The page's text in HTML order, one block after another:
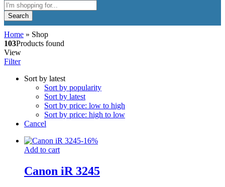
Search
Home » Shop
103Products found
View
Filter
Sort by latest
Sort by popularity
Sort by latest
Sort by price: low to high
Sort by price: high to low
Cancel
-16%
Add to cart
Canon iR 3245